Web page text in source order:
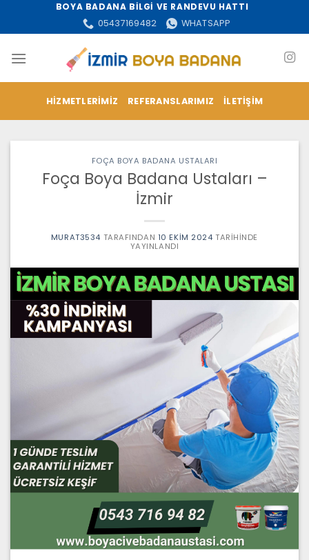
BOYA BADANA BİLGİ VE RANDEVU HATTI
05437169482
WHATSAPP
HIZMETLERIMIZ REFERANSLARIMIZ İLETIŞIM
FOÇA BOYA BADANA USTALARI
Foça Boya Badana Ustaları –
İzmir
MURAT3534 TARAFINDAN 10 EKIM 2024 TARIHINDE
YAYINLANDI